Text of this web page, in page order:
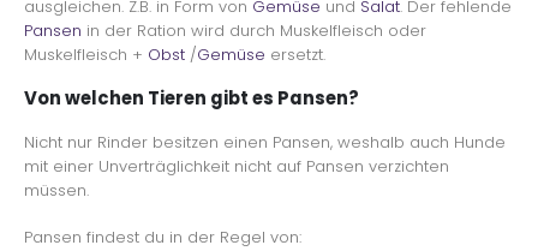
ausgleichen. Z.B. in Form von Gemüse und Salat. Der fehlende
Pansen in der Ration wird durch Muskelfleisch oder
Muskelfleisch + Obst /Gemüse ersetzt.
Von welchen Tieren gibt es Pansen?
Nicht nur Rinder besitzen einen Pansen, weshalb auch Hunde
mit einer Unverträglichkeit nicht auf Pansen verzichten
müssen.
Pansen findest du in der Regel von: